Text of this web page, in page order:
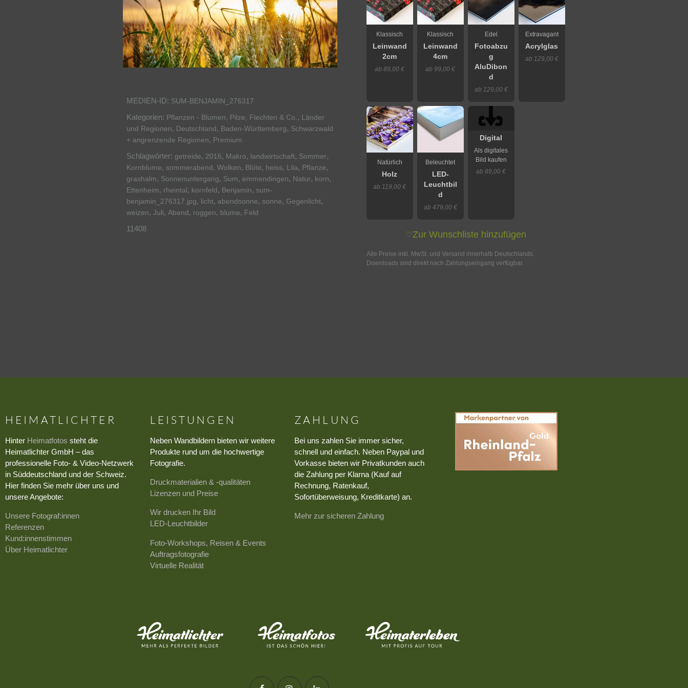
MEDIEN-ID: SUM-BENJAMIN_276317
Kategorien: Pflanzen - Blumen, Pilze, Flechten & Co., Länder
und Regionen, Deutschland, Baden-Württemberg, Schwarzwald
+ angrenzende Regionen, Premium
Schlagwörter: getreide, 2016, Makro, landwirtschaft, Sommer,
Kornblume, sommerabend, Wolken, Blüte, heiss, Lila, Pflanze,
grashalm, Sonnenuntergang, Sum, emmendingen, Natur, korn,
Ettenheim, rheintal, kornfeld, Benjamin, sum-
benjamin_276317.jpg, licht, abendsonne, sonne, Gegenlicht,
weizen, Juli, Abend, roggen, blume, Feld
11408
Klassisch
Leinwand
2cm
ab 89,00 €
Klassisch
Leinwand
4cm
ab 99,00 €
Edel
Fotoabzu
g
AluDibon
d
ab 129,00 €
Extravagant
Acrylglas
ab 129,00 €
Natürlich
Holz
ab 119,00 €
Beleuchtet
LED-
Leuchtbil
d
ab 479,00 €
Digital
Als digitales
Bild kaufen
ab 89,00 €
♡Zur Wunschliste hinzufügen
Alle Preise inkl. MwSt. und Versand innerhalb Deutschlands.
Downloads sind direkt nach Zahlungseingang verfügbar.
HEIMATLICHTER
Hinter Heimatfotos steht die
Heimatlichter GmbH – das
professionelle Foto- & Video-Netzwerk
in Süddeutschland und der Schweiz.
Hier finden Sie mehr über uns und
unsere Angebote:
Unsere Fotograf:innen
Referenzen
Kund:innenstimmen
Über Heimatlichter
LEISTUNGEN
Neben Wandbildern bieten wir weitere
Produkte rund um die hochwertige
Fotografie.
Druckmaterialien & -qualitäten
Lizenzen und Preise
Wir drucken Ihr Bild
LED-Leuchtbilder
Foto-Workshops, Reisen & Events
Auftragsfotografie
Virtuelle Realität
ZAHLUNG
Bei uns zahlen Sie immer sicher,
schnell und einfach. Neben Paypal und
Vorkasse bieten wir Privatkunden auch
die Zahlung per Klarna (Kauf auf
Rechnung, Ratenkauf,
Sofortüberweisung, Kreditkarte) an.
Mehr zur sicheren Zahlung